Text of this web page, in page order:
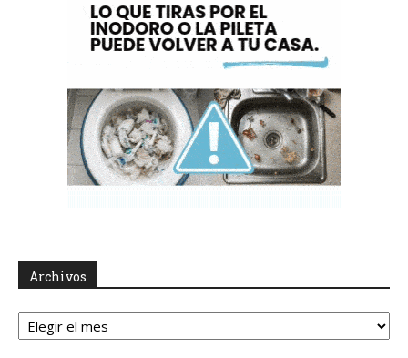
Archivos
Archivos